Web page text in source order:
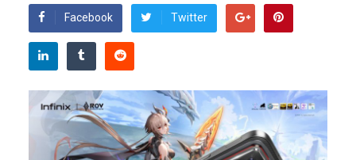
Facebook Twitter